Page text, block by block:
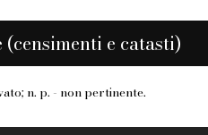
e catasti)
n. p. - non pertinente.